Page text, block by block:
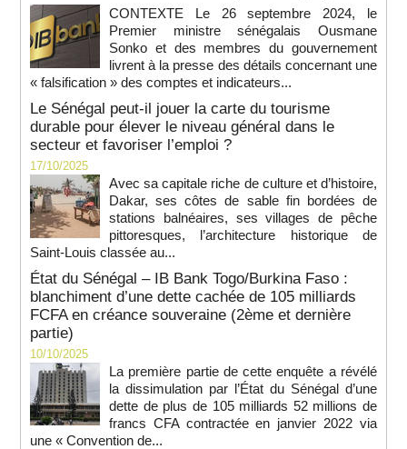
CONTEXTE Le 26 septembre 2024, le
Premier ministre sénégalais Ousmane
Sonko et des membres du gouvernement
livrent à la presse des détails concernant une
« falsification » des comptes et indicateurs...
Le Sénégal peut-il jouer la carte du tourisme
durable pour élever le niveau général dans le
secteur et favoriser l’emploi ?
17/10/2025
Avec sa capitale riche de culture et d’histoire,
Dakar, ses côtes de sable fin bordées de
stations balnéaires, ses villages de pêche
pittoresques, l’architecture historique de
Saint-Louis classée au...
État du Sénégal – IB Bank Togo/Burkina Faso :
blanchiment d’une dette cachée de 105 milliards
FCFA en créance souveraine (2ème et dernière
partie)
10/10/2025
La première partie de cette enquête a révélé
la dissimulation par l’État du Sénégal d’une
dette de plus de 105 milliards 52 millions de
francs CFA contractée en janvier 2022 via
une « Convention de...